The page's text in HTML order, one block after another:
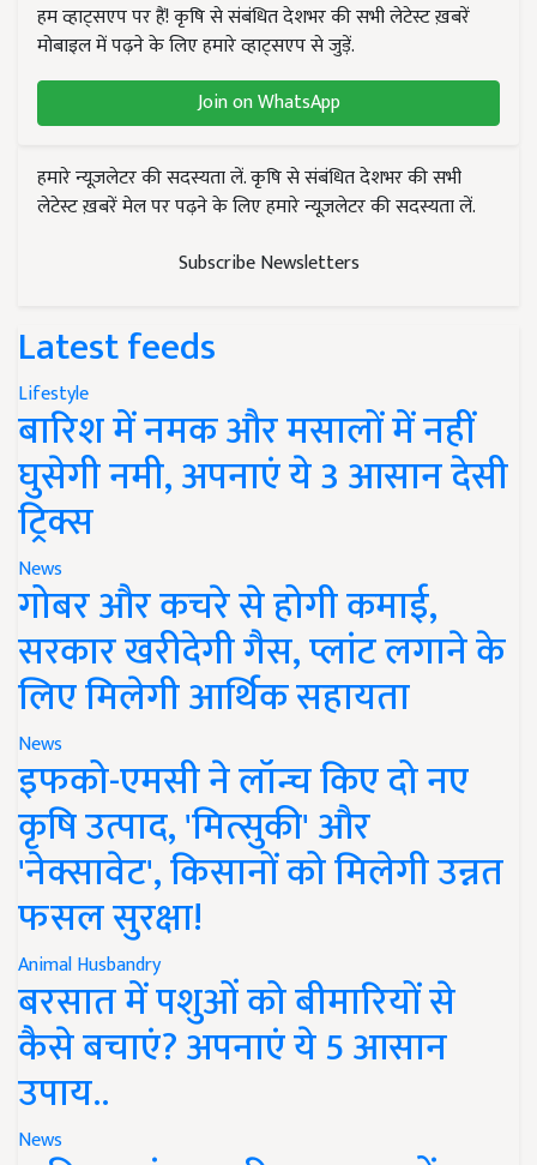
हम व्हाट्सएप पर हैं! कृषि से संबंधित देशभर की सभी लेटेस्ट ख़बरें
मोबाइल में पढ़ने के लिए हमारे व्हाट्सएप से जुड़ें.
Join on WhatsApp
हमारे न्यूज़लेटर की सदस्यता लें. कृषि से संबंधित देशभर की सभी
लेटेस्ट ख़बरें मेल पर पढ़ने के लिए हमारे न्यूज़लेटर की सदस्यता लें.
Subscribe Newsletters
Latest feeds
Lifestyle
बारिश में नमक और मसालों में नहीं
घुसेगी नमी, अपनाएं ये 3 आसान देसी
ट्रिक्स
News
गोबर और कचरे से होगी कमाई,
सरकार खरीदेगी गैस, प्लांट लगाने के
लिए मिलेगी आर्थिक सहायता
News
इफको-एमसी ने लॉन्च किए दो नए
कृषि उत्पाद, 'मित्सुकी' और
'नेक्सावेट', किसानों को मिलेगी उन्नत
फसल सुरक्षा!
Animal Husbandry
बरसात में पशुओं को बीमारियों से
कैसे बचाएं? अपनाएं ये 5 आसान
उपाय..
News